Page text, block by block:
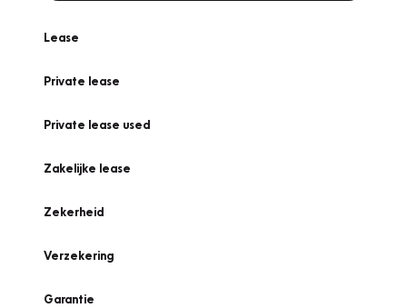
Lease
Private lease
Private lease used
Zakelijke lease
Zekerheid
Verzekering
Garantie